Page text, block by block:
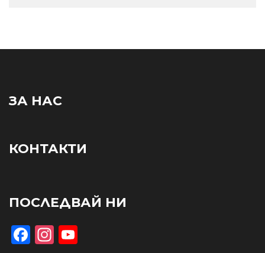
ЗА НАС
КОНТАКТИ
ПОСЛЕДВАЙ НИ
Facebook
Instagram